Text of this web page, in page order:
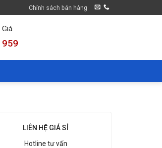
Chính sách bán hàng
LIÊN HỆ GIÁ SỈ
Hotline tư vấn